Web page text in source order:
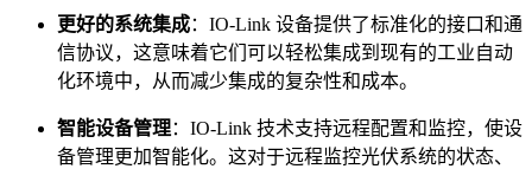
更好的系统集成：IO-Link 设备提供了标准化的接口和通
信协议，这意味着它们可以轻松集成到现有的工业自动
化环境中，从而减少集成的复杂性和成本。
智能设备管理：IO-Link 技术支持远程配置和监控，使设
备管理更加智能化。这对于远程监控光伏系统的状态、